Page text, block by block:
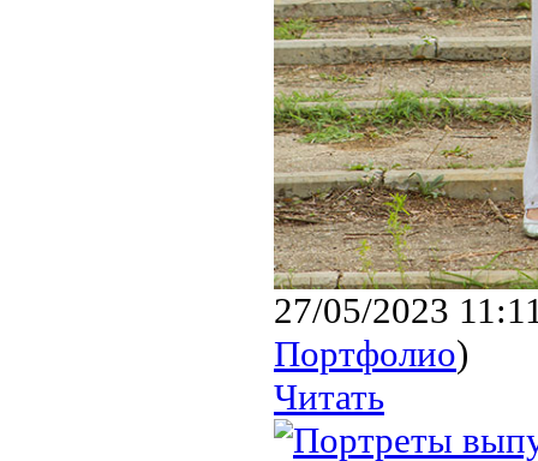
27/05/2023
Портфолио)
Читать